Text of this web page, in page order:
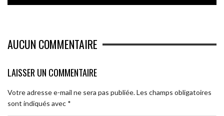
AUCUN COMMENTAIRE
LAISSER UN COMMENTAIRE
Votre adresse e-mail ne sera pas publiée.Les champs obligatoires
sont indiqués avec *